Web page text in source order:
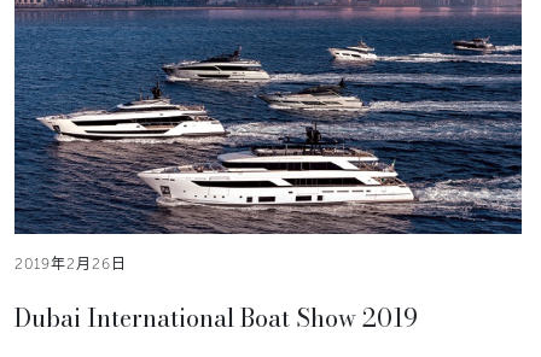
2019年2月26日
Dubai International Boat Show 2019